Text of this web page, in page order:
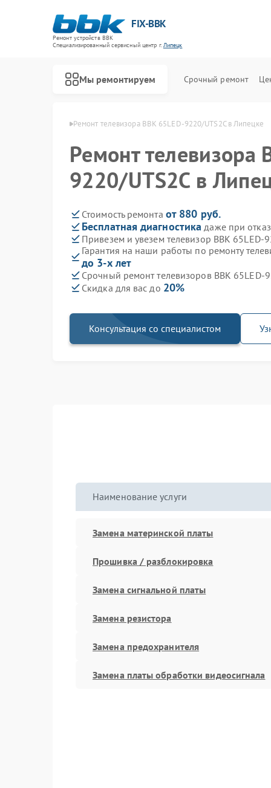
FIX-BBK
Ремонт устройств BBK
Специализированный cервисный центр г.Липецк
Мы ремонтируем Срочный ремонт
Ремонт телевизора BBK 65LED-9220/UTS2C в Липецке
Ремонт телевизора
9220/UTS2C в
Стоимость ремонта от 880 руб.
Бесплатная диагностика даже при
Привезем и увезем телевизор BBK 65LED-
Гарантия на наши работы по ремонту
до 3-х лет
Срочный ремонт телевизоров BBK 65LED-
Скидка для вас до 20%
Консультация со специалистом
Наименование услуги
Замена материнской платы
Прошивка / разблокировка
Замена сигнальной платы
Замена резистора
Замена предохранителя
Замена платы обработки видеосигнала